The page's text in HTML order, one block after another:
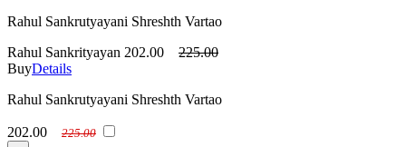
Rahul Sankrutyayani Shreshth Vartao
Rahul Sankrityayan 202.00
225.00
BuyDetails
Rahul Sankrutyayani Shreshth Vartao
202.00
225.00